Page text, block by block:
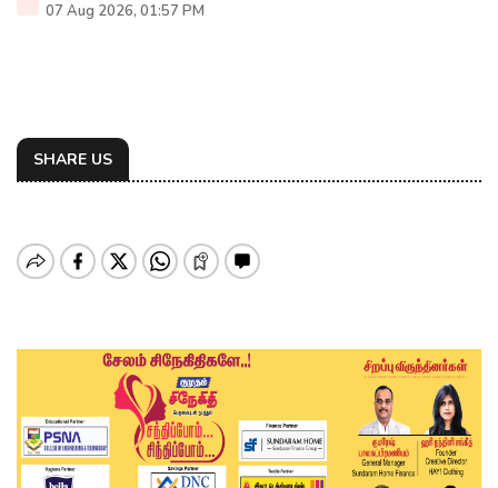
07 Aug 2026, 01:57 PM
SHARE US